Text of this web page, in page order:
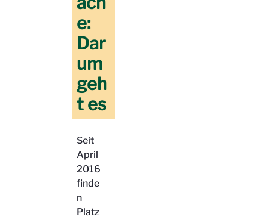
e:
Dar
um
geh
t es
Seit
April
2016
finde
n
Platz